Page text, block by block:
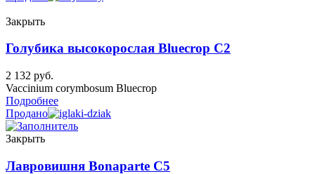
Закрыть
Голубика высокорослая Bluecrop C2
2 132 руб.
Vaccinium corymbosum Bluecrop
Подробнее
Продано
Закрыть
Лавровишня Bonaparte C5